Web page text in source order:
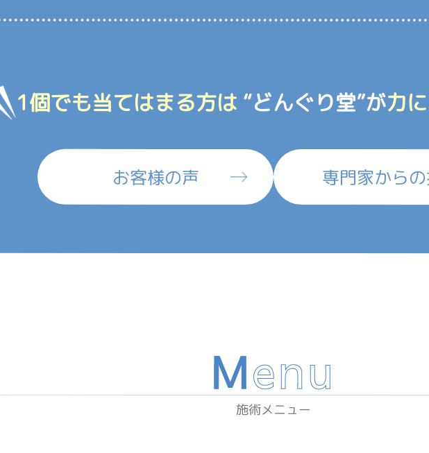
1個でも当てはまる方は “どんぐり堂”が力
お客様の声 専門家から
Menu
施術メニュー